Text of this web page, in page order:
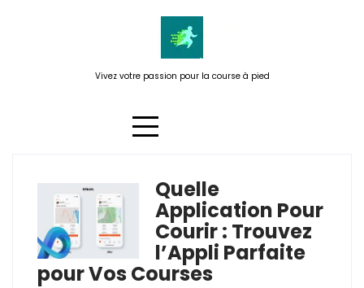
Vivez votre passion pour la course à pied
Étiquette : courses virtuelles
Quelle
Application Pour
Courir : Trouvez
l’Appli Parfaite
pour Vos Courses